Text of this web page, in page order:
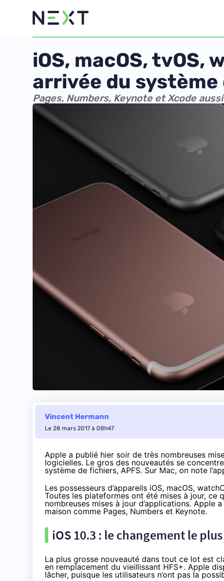
iOS, macOS, tvOS,
arrivée du système
Pages, Numbers, Keynote et Xcode aussi
Vincent Hermann
Le 28 mars 2017 à 08h47
Apple a publié hier soir de très nombreuses
logicielles. Le gros des nouveautés se
système de fichiers, APFS. Sur Mac, on note
Les possesseurs d’appareils iOS, macOS,
Toutes les plateformes ont été mises à jour, ce
nombreuses mises à jour d’applications. Apple
maison comme Pages, Numbers et Keynote.
iOS 10.3 : le changement le
La plus grosse nouveauté dans tout ce lot est
en remplacement du vieillissant HFS+. Apple
lâcher, puisque les utilisateurs n’ont pas la